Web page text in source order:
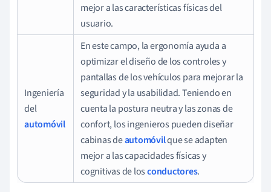
mejor a las características físicas del
usuario.
Ingeniería
del
automóvil
En este campo, la ergonomía ayuda a
optimizar el diseño de los controles y
pantallas de los vehículos para mejorar la
seguridad y la usabilidad. Teniendo en
cuenta la postura neutra y las zonas de
confort, los ingenieros pueden diseñar
cabinas deautomóvilque se adapten
mejor a las capacidades físicas y
cognitivas de losconductores.